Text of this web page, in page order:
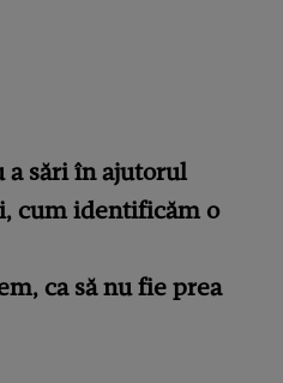
a sări în ajutorul
cum identificăm o
ca să nu fie prea